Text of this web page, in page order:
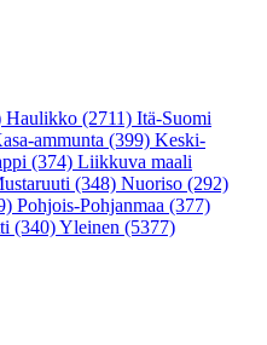
Haulikko (2711) Itä-Suomi
ammunta (399) Keski-
(374) Liikkuva maali
(348) Nuoriso (292)
Pohjois-Pohjanmaa (377)
(340)Yleinen (5377)